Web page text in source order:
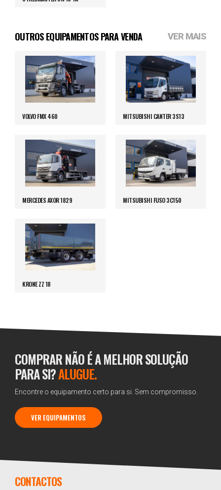
OUTROS EQUIPAMENTOS PARA VENDA VER MAIS
VOLVO FMX 460 MITSUBISHI CANTER 3S13
MERCEDES AXOR 1829 MITSUBISHI FUSO 3C150
KRONE ZZ 18
COMPRAR NÃO É A MELHOR SOLUÇÃO
PARA SI?ALUGUE.
Encontre o equipamento certo para si. Sem compromisso.
VER EQUIPAMENTOS
CONTACTOS